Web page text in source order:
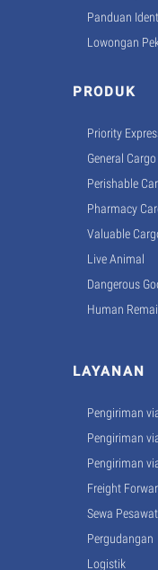
Panduan
Lowongan
PRODUK
Priority
General Cargo
Perishable
Pharmacy
Valuable
Live Animal
Dangerous
Human
LAYANAN
Pengiriman
Pengiriman
Pengiriman
Freight
Sewa
Pergudangan
Logistik